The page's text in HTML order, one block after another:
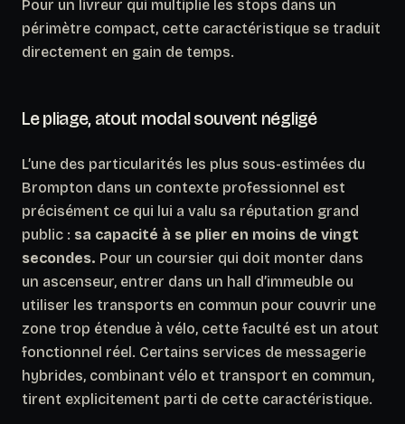
Pour un livreur qui multiplie les stops dans un
périmètre compact, cette caractéristique se traduit
directement en gain de temps.
Le pliage, atout modal souvent négligé
L’une des particularités les plus sous-estimées du
Brompton dans un contexte professionnel est
précisément ce qui lui a valu sa réputation grand
public : sa capacité à se plier en moins de vingt
secondes. Pour un coursier qui doit monter dans
un ascenseur, entrer dans un hall d’immeuble ou
utiliser les transports en commun pour couvrir une
zone trop étendue à vélo, cette faculté est un atout
fonctionnel réel. Certains services de messagerie
hybrides, combinant vélo et transport en commun,
tirent explicitement parti de cette caractéristique.